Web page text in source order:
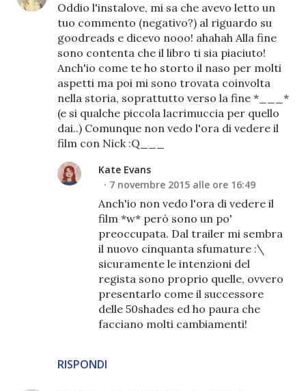
Oddio l'instalove, mi sa che avevo letto un
tuo commento (negativo?) al riguardo su
goodreads e dicevo nooo! ahahah Alla fine
sono contenta che il libro ti sia piaciuto!
Anch'io come te ho storto il naso per molti
aspetti ma poi mi sono trovata coinvolta
nella storia, soprattutto verso la fine *___*
(e si qualche piccola lacrimuccia per quello
dai..) Comunque non vedo l'ora di vedere il
film con Nick :Q___
RISPONDI
Kate Evans
7 novembre 2015 alle ore 16:49
Anch'io non vedo l'ora di vedere il
film *w* però sono un po'
preoccupata. Dal trailer mi sembra
il nuovo cinquanta sfumature :\
sicuramente le intenzioni del
regista sono proprio quelle, ovvero
presentarlo come il successore
delle 50shades ed ho paura che
facciano molti cambiamenti!